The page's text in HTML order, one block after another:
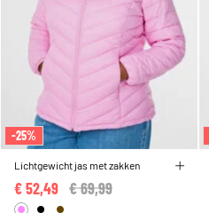
-25%
Lichtgewicht jas met zakken
Price reduced from
€ 69,99
€ 52,49